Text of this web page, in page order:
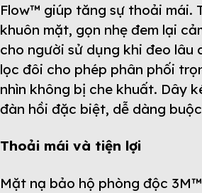
Flow™ giúp tăng sự thoải mái.
khuôn mặt, gọn nhẹ đem lại
cho người sử dụng khi đeo lâu
lọc đôi cho phép phân phối
nhìn không bị che khuất. Dây
đàn hồi đặc biệt, dễ dàng
Thoải mái và tiện lợi
Mặt nạ bảo hộ phòng độc